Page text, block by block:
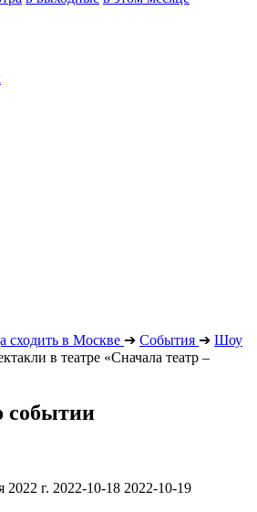
в Москве ➔ События ➔ Шоу
в театре «Сначала театр –
событии
2022 г. 2022-10-18 2022-10-19